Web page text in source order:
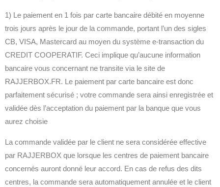
1) Le paiement en 1 fois par carte bancaire débité en moyenne
trois jours après le jour de la commande, portant l’un des sigles
CB, VISA, Mastercard au moyen du système e-transaction du
CREDIT COOPERATIF. Ceci implique qu’aucune information
bancaire vous concernant ne transite via le site de
RAJJERBOX.FR. Le paiement par carte bancaire est donc
parfaitement sécurisé ; votre commande sera ainsi enregistrée et
validée dès l’acceptation du paiement par la banque que vous
aurez choisie
La commande validée par le client ne sera considérée effective
par RAJJERBOX que lorsque les centres de paiement bancaire
concernés auront donné leur accord. En cas de refus des dits
centres, la commande sera automatiquement annulée et le client